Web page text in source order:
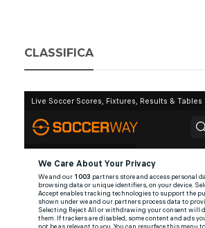
CLASSIFICA